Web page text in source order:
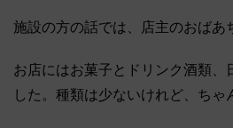
施設の方の話では、店主のおばあ
お店にはお菓子とドリンク酒類、
した。種類は少ないけれど、ちゃ